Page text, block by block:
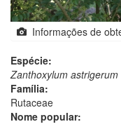
Informações de
Espécie:
Zanthoxylum astrigerum
Família:
Rutaceae
Nome popular: